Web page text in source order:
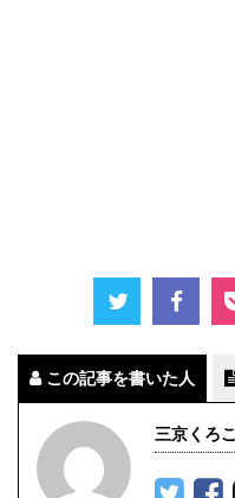
この記事を書いた人
三京くろこ